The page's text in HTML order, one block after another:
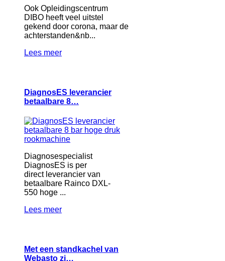
Ook Opleidingscentrum
DIBO heeft veel uitstel
gekend door corona, maar de
achterstanden&nb...
Lees meer
DiagnosES leverancier
betaalbare 8…
Diagnosespecialist
DiagnosES is per
direct leverancier van
betaalbare Rainco DXL-
550 hoge ...
Lees meer
Met een standkachel van
Webasto zi…